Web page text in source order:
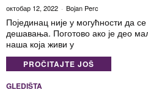
октобар 12, 2022 Bojan Perc
Појединац није у могућности да
дешавања. Поготово ако је део
наша која живи у
PROČITAJTE JOŠ
GLEDIŠTA